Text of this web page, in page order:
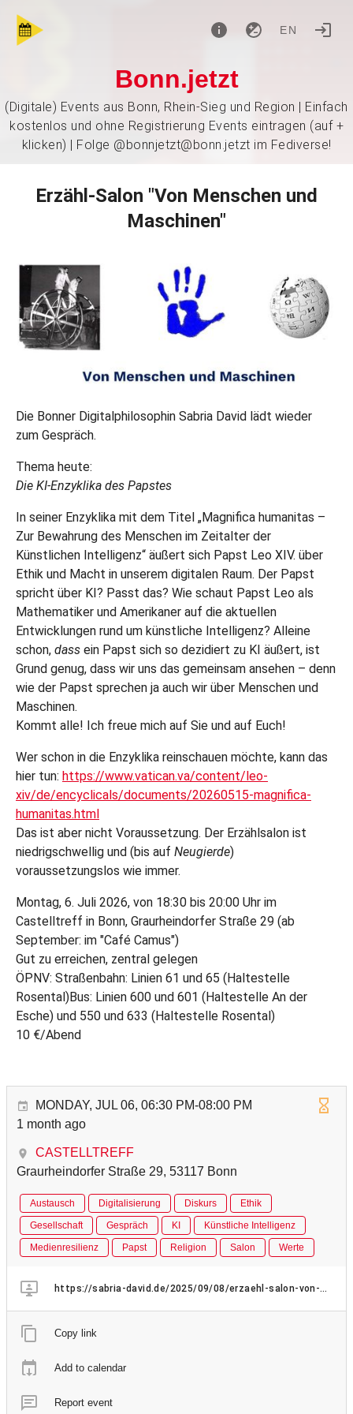
EN
Bonn.jetzt
(Digitale) Events aus Bonn, Rhein-Sieg und Region | Einfach
kostenlos und ohne Registrierung Events eintragen (auf +
klicken) | Folge @bonnjetzt@bonn.jetzt im Fediverse!
Erzähl-Salon "Von Menschen und
Maschinen"
Die Bonner Digitalphilosophin Sabria David lädt wieder
zum Gespräch.
Thema heute:
Die KI-Enzyklika des Papstes
In seiner Enzyklika mit dem Titel „Magnifica humanitas –
Zur Bewahrung des Menschen im Zeitalter der
Künstlichen Intelligenz“ äußert sich Papst Leo XIV. über
Ethik und Macht in unserem digitalen Raum. Der Papst
spricht über KI? Passt das? Wie schaut Papst Leo als
Mathematiker und Amerikaner auf die aktuellen
Entwicklungen rund um künstliche Intelligenz? Alleine
schon, dass ein Papst sich so dezidiert zu KI äußert, ist
Grund genug, dass wir uns das gemeinsam ansehen – denn
wie der Papst sprechen ja auch wir über Menschen und
Maschinen.
Kommt alle! Ich freue mich auf Sie und auf Euch!
Wer schon in die Enzyklika reinschauen möchte, kann das
hier tun: https://www.vatican.va/content/leo-
xiv/de/encyclicals/documents/20260515-magnifica-
humanitas.html
Das ist aber nicht Voraussetzung. Der Erzählsalon ist
niedrigschwellig und (bis auf Neugierde)
voraussetzungslos wie immer.
Montag, 6. Juli 2026, von 18:30 bis 20:00 Uhr im
Castelltreff in Bonn, Graurheindorfer Straße 29 (ab
September: im "Café Camus")
Gut zu erreichen, zentral gelegen
ÖPNV: Straßenbahn: Linien 61 und 65 (Haltestelle
Rosental)Bus: Linien 600 und 601 (Haltestelle An der
Esche) und 550 und 633 (Haltestelle Rosental)
10 €/Abend
MONDAY, JUL 06, 06:30 PM-08:00 PM
1 month ago
CASTELLTREFF
Graurheindorfer Straße 29, 53117 Bonn
Austausch Digitalisierung Diskurs
Ethik
Gesellschaft
Gespräch KI
Künstliche Intelligenz
Medienresilienz
Papst Religion Salon Werte
https://sabria-david.de/2025/09/08/erzaehl-salon-von-menschen-und-maschinen/
Copy link
Add to calendar
Report event